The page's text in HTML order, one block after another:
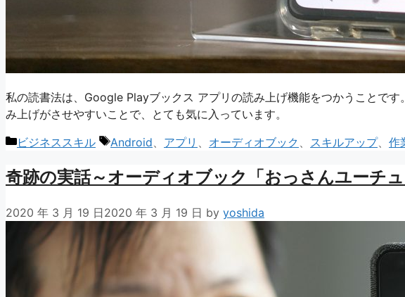
私の読書法は、Google Playブックス アプリの読み上げ機能をつかうことで
み上げがさせやすいことで、とても気に入っています。
カ
ゴ
ー
ビジネススキル
タ
Android、 アプリ 、 オーディオブック 、 スキルアップ、 作
奇跡の実話～オーディオブック「おっさんユーチ
2020 年 3 月 19 日2020 年 3 月 19 日 by yoshida